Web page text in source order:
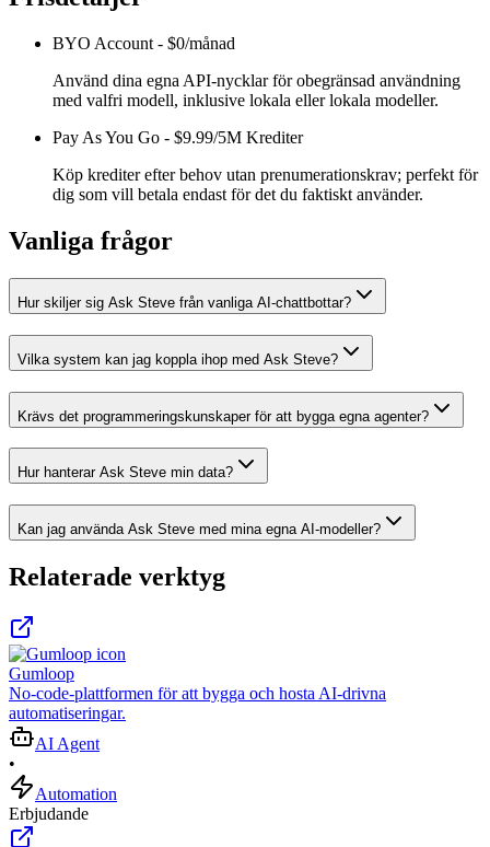
BYO Account - $0/månad
Använd dina egna API-nycklar för obegränsad användning
med valfri modell, inklusive lokala eller lokala modeller.
Pay As You Go - $9.99/5M Krediter
Köp krediter efter behov utan prenumerationskrav; perfekt för
dig som vill betala endast för det du faktiskt använder.
Vanliga frågor
Hur skiljer sig Ask Steve från vanliga AI-chattbottar?
Vilka system kan jag koppla ihop med Ask Steve?
Krävs det programmeringskunskaper för att bygga egna agenter?
Hur hanterar Ask Steve min data?
Kan jag använda Ask Steve med mina egna AI-modeller?
Relaterade verktyg
Gumloop
No-code-plattformen för att bygga och hosta AI-drivna
automatiseringar.
AI Agent
•
Automation
Erbjudande